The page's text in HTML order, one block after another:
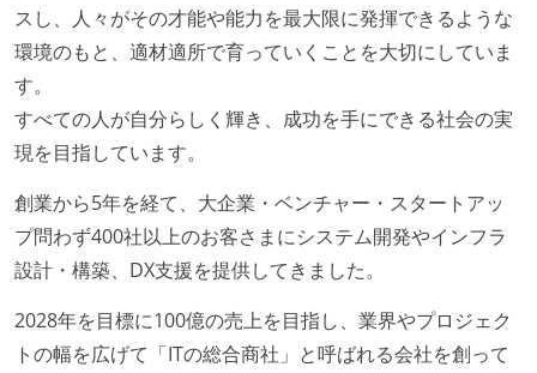
スし、人々がその才能や能力を最大限に発揮できるような
環境のもと、適材適所で育っていくことを大切にしていま
す。
すべての人が自分らしく輝き、成功を手にできる社会の実
現を目指しています。
創業から5年を経て、大企業・ベンチャー・スタートアッ
プ問わず400社以上のお客さまにシステム開発やインフラ
設計・構築、DX支援を提供してきました。
2028年を目標に100億の売上を目指し、業界やプロジェク
トの幅を広げて「ITの総合商社」と呼ばれる会社を創って